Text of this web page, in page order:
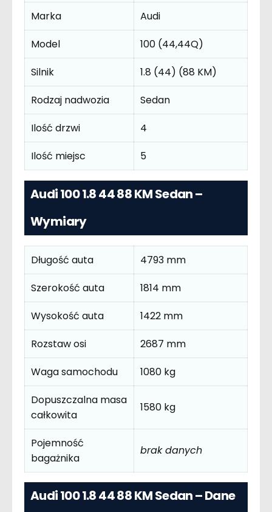
Marka
Audi
Model
100 (44,44Q)
Silnik
1.8 (44) (88 KM)
Rodzaj nadwozia
Sedan
Ilość drzwi
4
Ilość miejsc
5
Audi 100 1.8 44 88 KM Sedan –
Wymiary
Długość auta
4793 mm
Szerokość auta
1814 mm
Wysokość auta
1422 mm
Rozstaw osi
2687 mm
Waga samochodu
1080 kg
Dopuszczalna masa
całkowita
1580 kg
Pojemność
bagażnika
brak danych
Audi 100 1.8 44 88 KM Sedan – Dane